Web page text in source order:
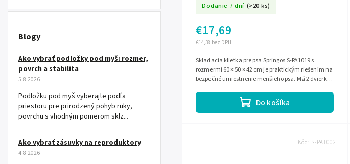
Blogy
Ako vybrať podložky pod myš: rozmer,
povrch a stabilita
5.8.2026
Podložku pod myš vyberajte podľa
priestoru pre prirodzený pohyb ruky,
povrchu s vhodným pomerom sklz...
Ako vybrať zásuvky na reproduktory
4.8.2026
Dodanie 7 dní (>20 ks)
€14,38 bez DPH
€17,69
Do košíka
Skladacia klietka pre psa Springos S-PA1019 s
rozmermi 60 × 50 × 42 cm je praktickým riešením na
bezpečné umiestnenie menšieho psa. Má 2 dvierka,
Kód: S-PA1002